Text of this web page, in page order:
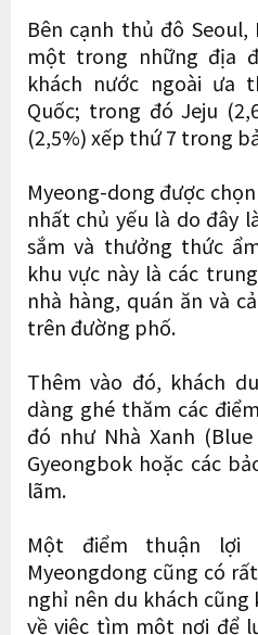
Bên cạnh thủ đô Seoul,
một trong những địa
khách nước ngoài ưa
Quốc; trong đó Jeju
(2,5%) xếp thứ 7 trong
Myeong-dong được
nhất chủ yếu là do đây
sắm và thưởng thức
khu vực này là các
nhà hàng, quán ăn và
trên đường phố.
Thêm vào đó, khách
dàng ghé thăm các
đó như Nhà Xanh
Gyeongbok hoặc các
lãm.
Một điểm thuận
Myeongdong cũng có
nghỉ nên du khách
về việc tìm một nơi để